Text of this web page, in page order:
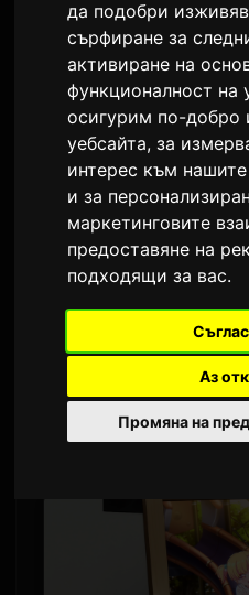
да подобри
сърфиране за
активиране на
функционалност на
осигурим по-добро
уебсайта,за
интерес към
и за
маркетинговите
предоставяне на
подходящи за вас.
Аз
Промяна на
BanG Dream!
Премиерата
епизод с
сюжет
ОтSam
7 юли 2026
Преведено от
синопсис за
телевизионния
Yume∞Mita'. Епизодът,
Kamo' (Може би е